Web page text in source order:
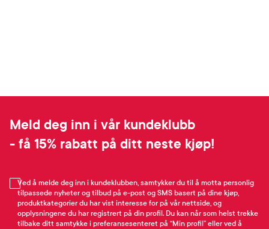
Meld deg inn i vår kundeklubb
- få 15% rabatt på ditt neste kjøp!
Ved å melde deg inn i kundeklubben, samtykker du til å motta personlig
tilpassede nyheter og tilbud på e-post og SMS basert på dine kjøp,
produktkategorier du har vist interesse for på vår nettside, og
opplysningene du har registrert på din profil. Du kan når som helst trekke
tilbake ditt samtykke i preferansesenteret på “Min profil” eller ved å